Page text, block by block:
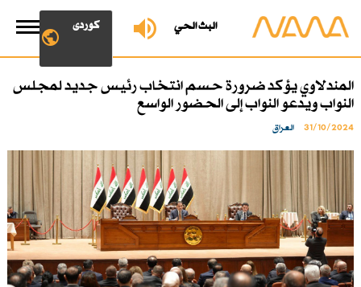
البث الحي کوردی
المندلاوي يؤكد ضرورة حسم انتخاب رئيس جديد لمجلس
النواب ويدعو النواب إلى الحضور الواسع
31/10/2024 العراق